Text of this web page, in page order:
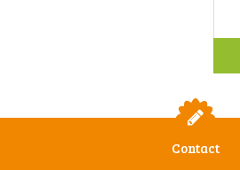
Contact